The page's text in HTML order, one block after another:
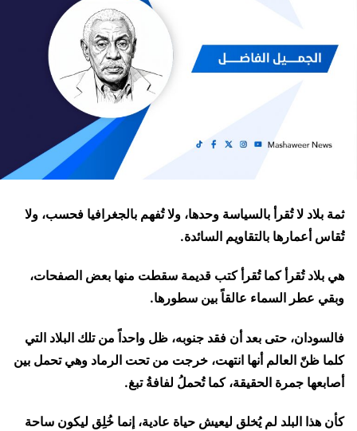
ثمة بلاد لا تُقرأ بالسياسة وحدها، ولا تُفهم بالجغرافيا فحسب، ولا
تُقاس أعمارها بالتقاويم السائدة.
هي بلاد تُقرأ كما تُقرأ كتب قديمة سقطت منها بعض الصفحات،
وبقي عطر السماء عالقاً بين سطورها.
فالسودان، حتى بعد أن فقد جنوبه، ظل واحداً من تلك البلاد التي
كلما ظنّ العالم أنها انتهت، خرجت من تحت الرماد وهي تحمل بين
أصابعها جمرة الحقيقة، كما تُحملُ لفافةُ تبغ.
كأن هذا البلد لم يُخلق ليعيش حياة عادية، إنما خُلِق ليكون ساحة